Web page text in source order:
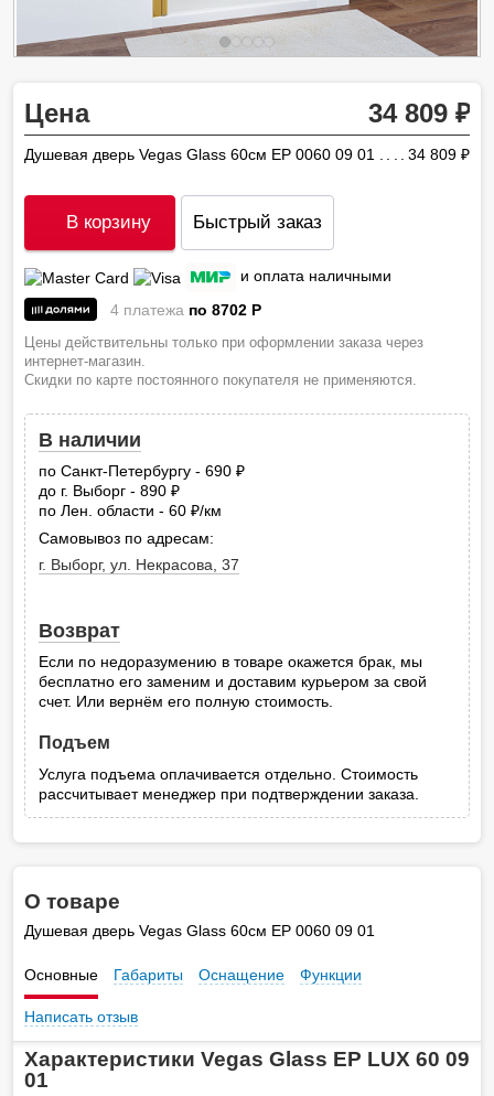
Цена 34 809
Душевая дверь Vegas Glass 60см EP 0060 09 01 34 809
В корзину Быстрый заказ
и оплата наличными
4 платежа по 8702 P
Цены действительны только при оформлении заказа через
интернет-магазин.
Скидки по карте постоянного покупателя не применяются.
В наличии
по Санкт-Петербургу - 690
до г. Выборг - 890
по Лен. области - 60
руб.
/км
Самовывоз по адресам:
г. Выборг, ул. Некрасова, 37
Возврат
Если по недоразумению в товаре окажется брак, мы
бесплатно его заменим и доставим курьером за свой
счет. Или вернём его полную стоимость.
Подъем
Услуга подъема оплачивается отдельно. Стоимость
рассчитывает менеджер при подтверждении заказа.
О товаре
Душевая дверь Vegas Glass 60см EP 0060 09 01
Основные Габариты Оснащение Функции
Написать отзыв
Характеристики Vegas Glass EP LUX 60 09
01